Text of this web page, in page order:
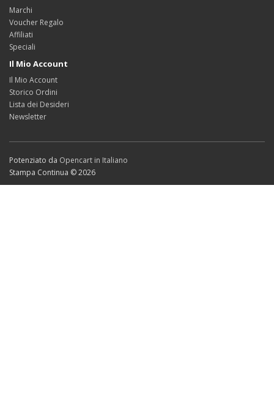
Marchi
Voucher Regalo
Affiliati
Speciali
Il Mio Account
Il Mio Account
Storico Ordini
Lista dei Desideri
Newsletter
Potenziato da Opencart in Italiano
Stampa Continua © 2026